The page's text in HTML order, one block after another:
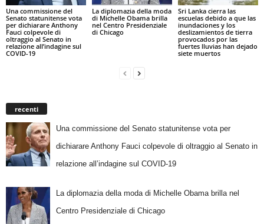
Una commissione del
Senato statunitense vota
per dichiarare Anthony
Fauci colpevole di
oltraggio al Senato in
relazione all’indagine sul
COVID-19
La diplomazia della moda
di Michelle Obama brilla
nel Centro Presidenziale
di Chicago
Sri Lanka cierra las
escuelas debido a que las
inundaciones y los
deslizamientos de tierra
provocados por las
fuertes lluvias han dejado
siete muertos
recenti
Una commissione del Senato statunitense vota per
dichiarare Anthony Fauci colpevole di oltraggio al Senato in
relazione all’indagine sul COVID-19
La diplomazia della moda di Michelle Obama brilla nel
Centro Presidenziale di Chicago